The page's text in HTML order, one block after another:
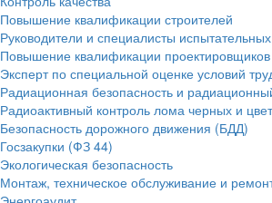
Повышение квалификации строителей
Руководители и специалисты
Повышение квалификации проектировщиков
Эксперт по специальной оценке условий
Радиационная безопасность и
Радиоактивный контроль лома черных и
Безопасность дорожного движения (БДД)
Госзакупки (ФЗ 44)
Экологическая безопасность
Монтаж, техническое обслуживание и